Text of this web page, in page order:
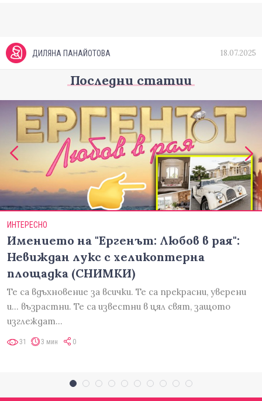
ДИЛЯНА ПАНАЙОТОВА 18.07.2025
Последни статии
ИНТЕРЕСНО
Имението на "Ергенът: Любов в рая":
Невиждан лукс с хеликоптерна
площадка (СНИМКИ)
Те са вдъхновение за всички. Те са прекрасни, уверени
и... възрастни. Те са известни в цял свят, защото
изглеждат…
31 3 мин 0